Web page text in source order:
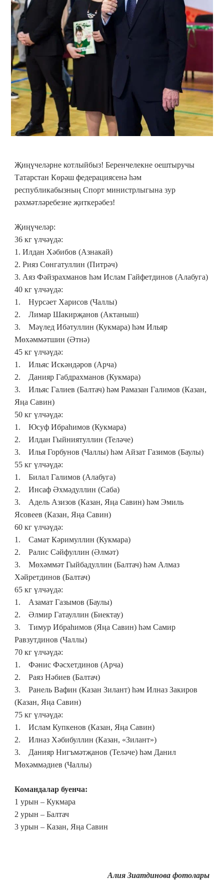
Җиңүчеләрне котлыйбыз! Беренчелекне оештыручы
Татарстан Көрәш федерациясенә һәм
республикабызның Спорт министрлыгына зур
рәхмәтләребезне җиткерәбез!
Җиңүчеләр:
36 кг үлчәүдә:
1. Илдан Хәбибов (Азнакай)
2. Рияз Сөнгатуллин (Питрәч)
3. Аяз Фәйзрахманов һәм Ислам Гайфетдинов (Алабуга)
40 кг үлчәүдә:
1. Нурсәет Харисов (Чаллы)
2. Лимар Шакирҗанов (Актаныш)
3. Мәүлед Ибәтуллин (Кукмара) һәм Ильяр
Мөхәммәтшин (Әтнә)
45 кг үлчәүдә:
1. Ильяс Искәндәров (Арча)
2. Данияр Габдрахманов (Кукмара)
3. Ильяс Галиев (Балтач) һәм Рамазан Галимов (Казан,
Яңа Савин)
50 кг үлчәүдә:
1. Юсуф Ибраһимов (Кукмара)
2. Илдан Гыйниятуллин (Теләче)
3. Илья Горбунов (Чаллы) һәм Айзат Газимов (Баулы)
55 кг үлчәүдә:
1. Билал Галимов (Алабуга)
2. Инсаф Әхмәдуллин (Саба)
3. Адель Азизов (Казан, Яңа Савин) һәм Эмиль
Ясовеев (Казан, Яңа Савин)
60 кг үлчәүдә:
1. Самат Кәримуллин (Кукмара)
2. Ралис Сәйфуллин (Әлмәт)
3. Мөхәммәт Гыйбадуллин (Балтач) һәм Алмаз
Хәйретдинов (Балтач)
65 кг үлчәүдә:
1. Азамат Газымов (Баулы)
2. Әлмир Гатауллин (Биектау)
3. Тимур Ибраһимов (Яңа Савин) һәм Самир
Равзутдинов (Чаллы)
70 кг үлчәүдә:
1. Фәнис Фәсхетдинов (Арча)
2. Раяз Нәбиев (Балтач)
3. Ранель Вафин (Казан Зилант) һәм Илназ Закиров
(Казан, Яңа Савин)
75 кг үлчәүдә:
1. Ислам Купкенов (Казан, Яңа Савин)
2. Илназ Хәбибуллин (Казан, «Зилант»)
3. Данияр Нигъмәтҗанов (Теләче) һәм Данил
Мөхәммәдиев (Чаллы)
Командалар буенча:
1 урын – Кукмара
2 урын – Балтач
3 урын – Казан, Яңа Савин
Алия Зиатдинова фотолары